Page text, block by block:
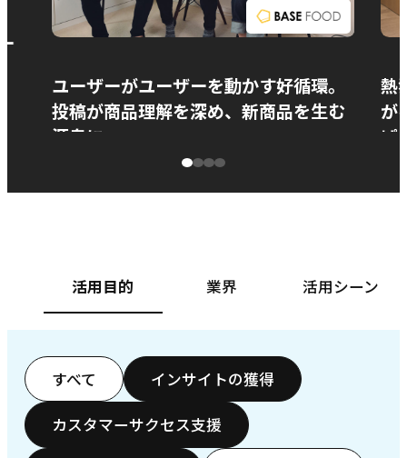
ユーザーがユーザーを動かす好循環。
投稿が商品理解を深め、新商品を生む
源泉に
熱
が
ぱ
活用目的 業界 活用シーン
すべて インサイトの獲得
カスタマーサクセス支援